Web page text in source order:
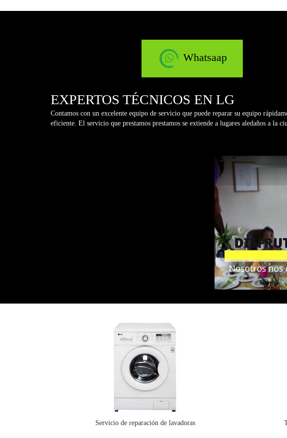
Whatsaap
EXPERTOS TÉCNICOS EN LG
Contamos con un excelente equipo de servicio que puede reparar su equipo
eficiente. El servicio que prestamos prestamos se extiende a lugares aledaños a la
Servicio de reparación de lavadoras